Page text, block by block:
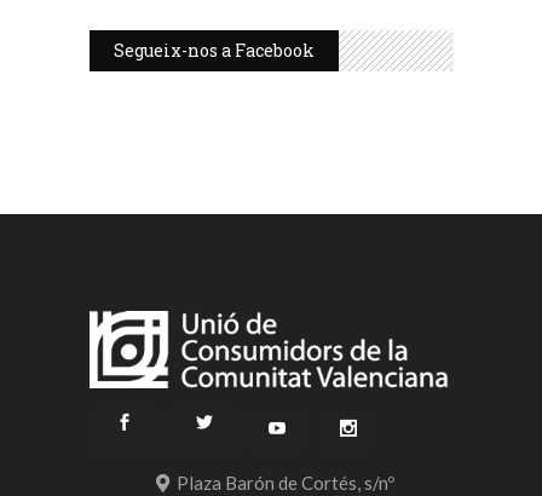
Segueix-nos a Facebook
Plaza Barón de Cortés, s/nº